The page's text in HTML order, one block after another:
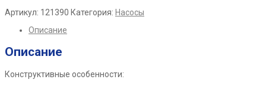
Артикул: 121390 Категория: Насосы
Описание
Описание
Конструктивные особенности: